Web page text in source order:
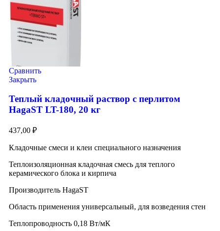
Сравнить
Закрыть
Теплый кладочный раствор с перлитом
HagaST LT-180, 20 кг
437,00 ₽
Кладочные смеси и клеи специального назначения
Теплоизоляционная кладочная смесь для теплого
керамического блока и кирпича
Производитель HagaST
Область применения универсальный, для возведения стен
Теплопроводность 0,18 Вт/мК